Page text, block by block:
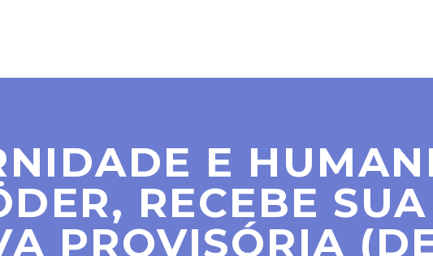
E
RECEBE
PROVISÓRIA